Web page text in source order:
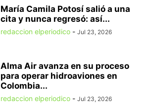
María Camila Potosí salió a una
cita y nunca regresó: así...
redaccion elperiodico - Jul 23, 2026
Alma Air avanza en su proceso
para operar hidroaviones en
Colombia...
redaccion elperiodico - Jul 23, 2026